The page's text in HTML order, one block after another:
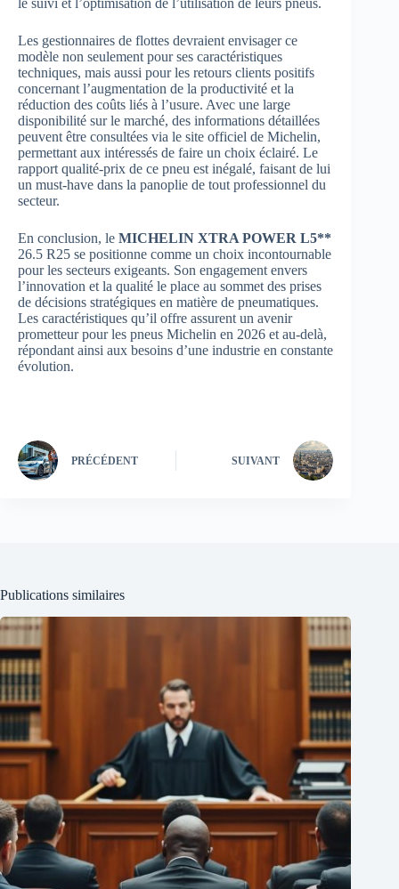
Les gestionnaires de flottes devraient envisager ce
modèle non seulement pour ses caractéristiques
techniques, mais aussi pour les retours clients positifs
concernant l’augmentation de la productivité et la
réduction des coûts liés à l’usure. Avec une large
disponibilité sur le marché, des informations détaillées
peuvent être consultées via le site officiel de Michelin,
permettant aux intéressés de faire un choix éclairé. Le
rapport qualité-prix de ce pneu est inégalé, faisant de lui
un must-have dans la panoplie de tout professionnel du
secteur.
En conclusion, le MICHELIN XTRA POWER L5**
26.5 R25 se positionne comme un choix incontournable
pour les secteurs exigeants. Son engagement envers
l’innovation et la qualité le place au sommet des prises
de décisions stratégiques en matière de pneumatiques.
Les caractéristiques qu’il offre assurent un avenir
prometteur pour les pneus Michelin en 2026 et au-delà,
répondant ainsi aux besoins d’une industrie en constante
évolution.
PRÉCÉDENT SUIVANT
Publications similaires